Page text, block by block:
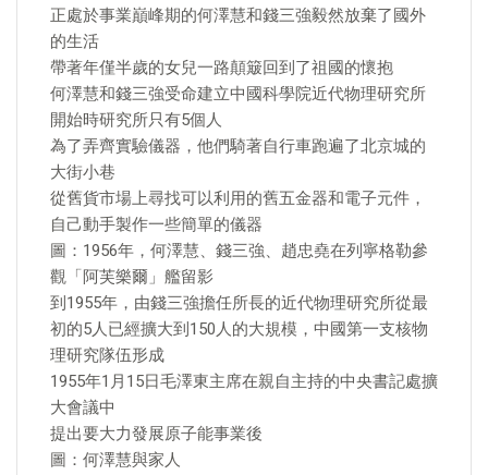
正處於事業巔峰期的何澤慧和錢三強毅然放棄了國外
的生活
帶著年僅半歲的女兒一路顛簸回到了祖國的懷抱
何澤慧和錢三強受命建立中國科學院近代物理研究所
開始時研究所只有5個人
為了弄齊實驗儀器，他們騎著自行車跑遍了北京城的
大街小巷
從舊貨市場上尋找可以利用的舊五金器和電子元件，
自己動手製作一些簡單的儀器
圖：1956年，何澤慧、錢三強、趙忠堯在列寧格勒參
觀「阿芙樂爾」艦留影
到1955年，由錢三強擔任所長的近代物理研究所從最
初的5人已經擴大到150人的大規模，中國第一支核物
理研究隊伍形成
1955年1月15日毛澤東主席在親自主持的中央書記處擴
大會議中
提出要大力發展原子能事業後
圖：何澤慧與家人